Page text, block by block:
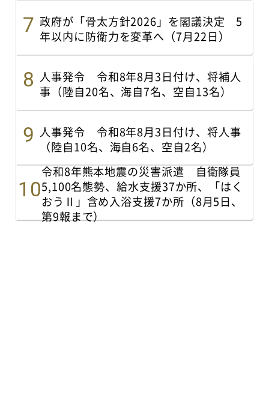
政府が「骨太方針2026」を閣議決定 5
年以内に防衛力を変革へ（7月22日）
人事発令 令和8年8月3日付け、将補人
事（陸自20名、海自7名、空自13名）
人事発令 令和8年8月3日付け、将人事
（陸自10名、海自6名、空自2名）
令和8年熊本地震の災害派遣 自衛隊員
5,100名態勢、給水支援37か所、「はく
おうⅡ」含め入浴支援7か所（8月5日、
第9報まで）